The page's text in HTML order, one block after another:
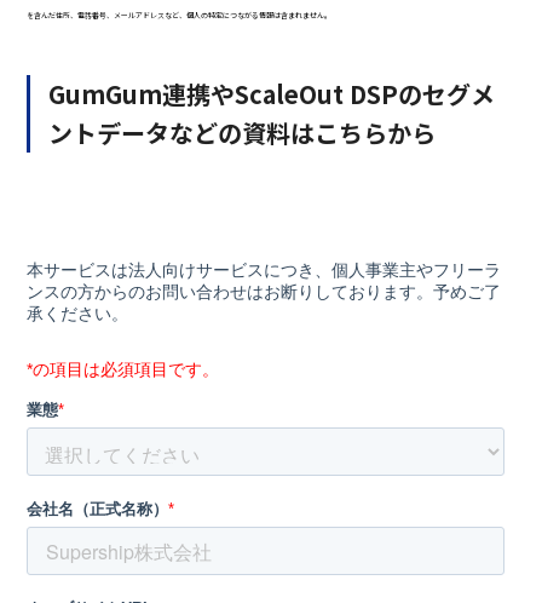
を含んだ住所、電話番号、メールアドレスなど、個人の特定につながる情報は含まれません。
GumGum連携やScaleOut DSPのセグメ
ントデータなどの資料はこちらから